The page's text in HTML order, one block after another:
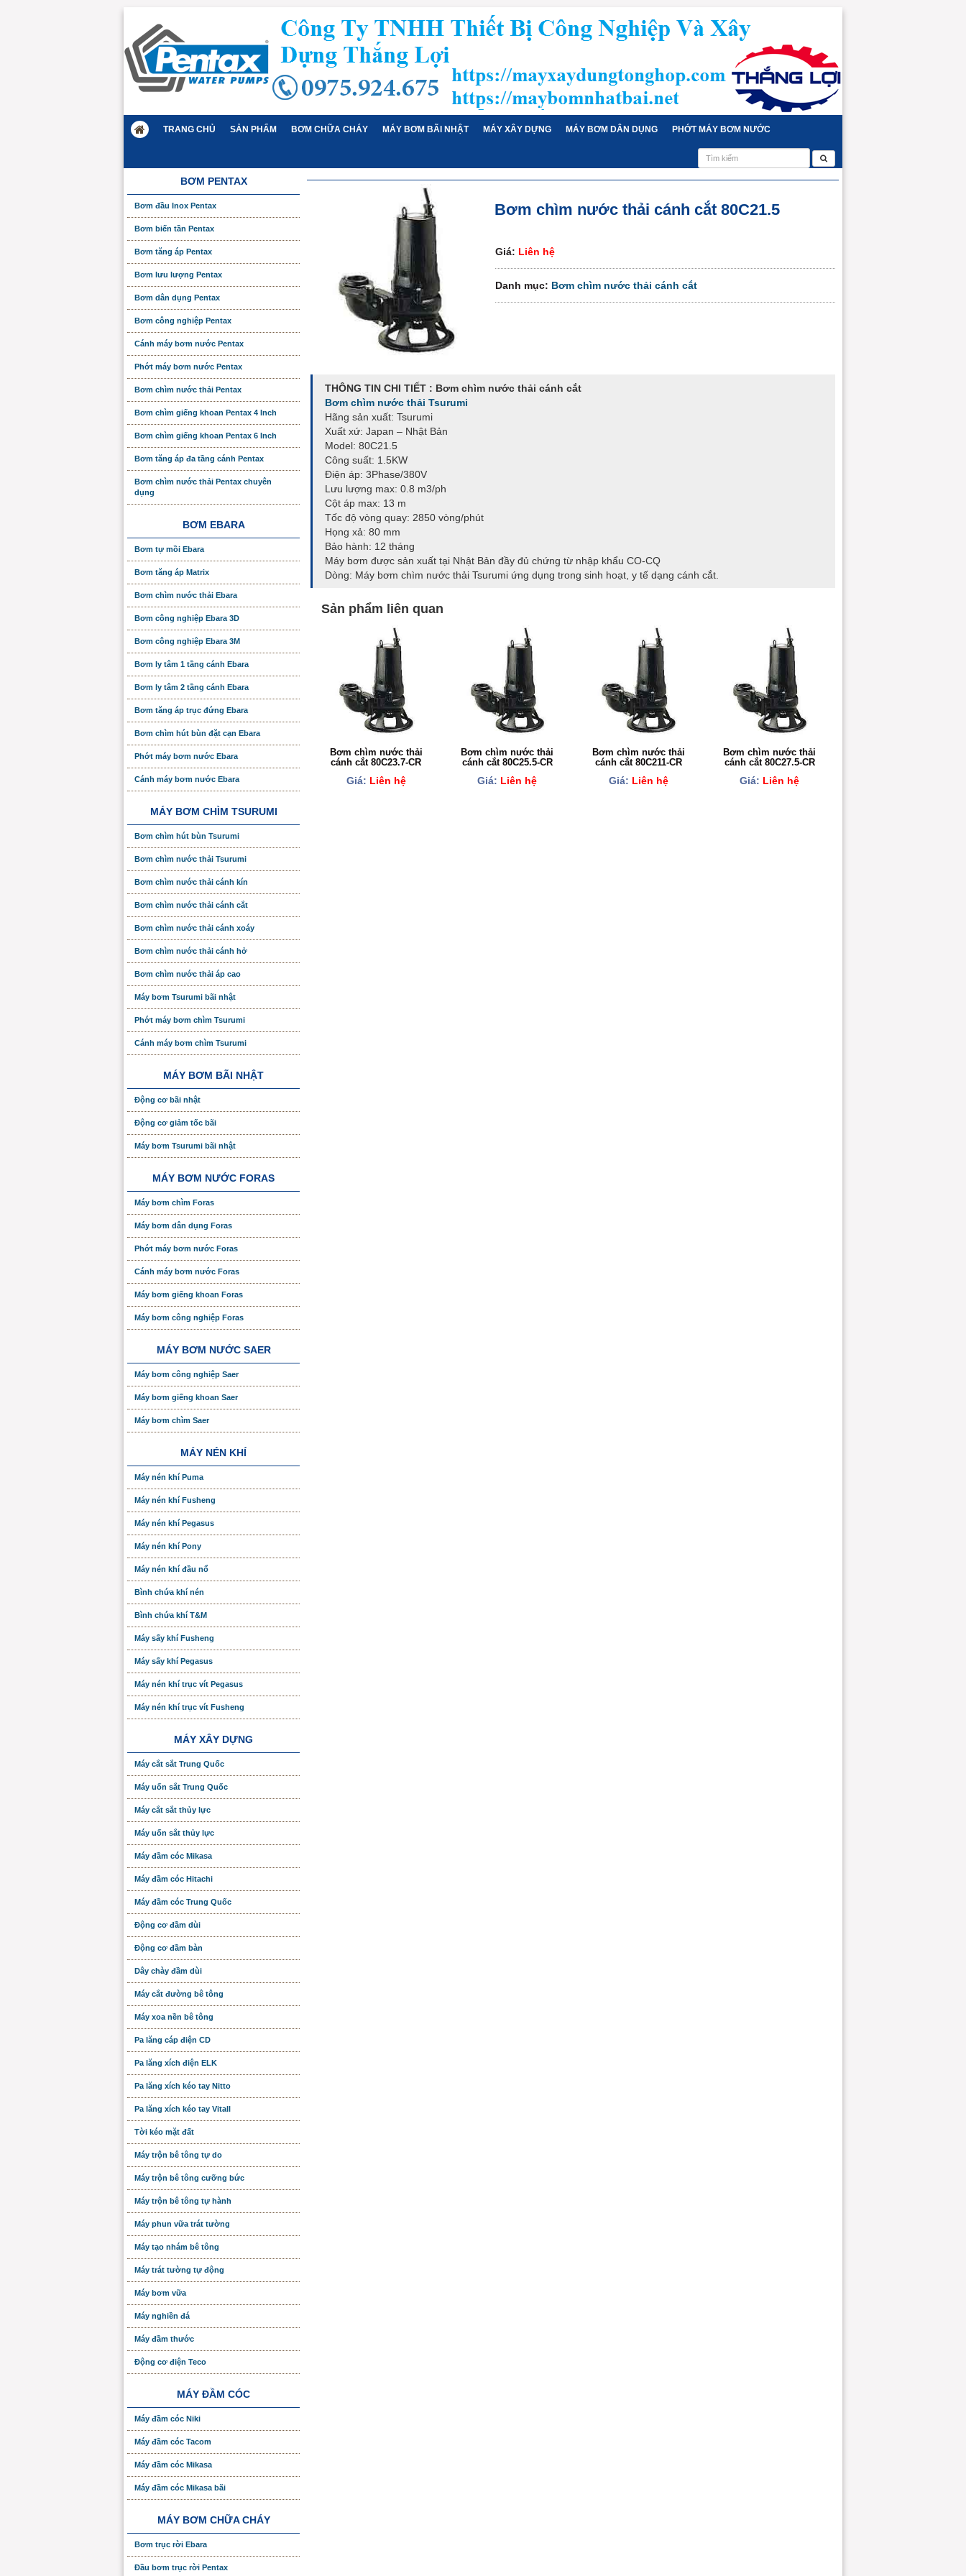
TRANG CHỦ SẢN PHẨM BƠM CHỮA CHÁY MÁY BƠM BÃI NHẬT MÁY XÂY DỰNG MÁY BƠM DÂN DỤNG PHỚT MÁY BƠM NƯỚC
Bơm chìm nước thải cánh cắt 80C21.5
Giá: Liên hệ
Danh mục: Bơm chìm nước thải cánh cắt
THÔNG TIN CHI TIẾT : Bơm chìm nước thải cánh cắt
Bơm chìm nước thải Tsurumi
Hãng sản xuất: Tsurumi
Xuất xứ: Japan – Nhật Bản
Model: 80C21.5
Công suất: 1.5KW
Điện áp: 3Phase/380V
Lưu lượng max: 0.8 m3/ph
Cột áp max: 13 m
Tốc độ vòng quay: 2850 vòng/phút
Họng xả: 80 mm
Bảo hành: 12 tháng
Máy bơm được sản xuất tại Nhật Bản đầy đủ chứng từ nhập khẩu CO-CQ
Dòng: Máy bơm chìm nước thải Tsurumi ứng dụng trong sinh hoạt, y tế dạng cánh cắt.
Sản phẩm liên quan
Bơm chìm nước thải
cánh cắt 80C23.7-CR
Giá: Liên hệ
Bơm chìm nước thải
cánh cắt 80C25.5-CR
Giá: Liên hệ
Bơm chìm nước thải
cánh cắt 80C211-CR
Giá: Liên hệ
Bơm chìm nước thải
cánh cắt 80C27.5-CR
Giá: Liên hệ
BƠM PENTAX
Bơm đầu Inox Pentax
Bơm biến tần Pentax
Bơm tăng áp Pentax
Bơm lưu lượng Pentax
Bơm dân dụng Pentax
Bơm công nghiệp Pentax
Cánh máy bơm nước Pentax
Phớt máy bơm nước Pentax
Bơm chìm nước thải Pentax
Bơm chìm giếng khoan Pentax 4 Inch
Bơm chìm giếng khoan Pentax 6 Inch
Bơm tăng áp đa tầng cánh Pentax
Bơm chìm nước thải Pentax chuyên
dụng
BƠM EBARA
Bơm tự mồi Ebara
Bơm tăng áp Matrix
Bơm chìm nước thải Ebara
Bơm công nghiệp Ebara 3D
Bơm công nghiệp Ebara 3M
Bơm ly tâm 1 tầng cánh Ebara
Bơm ly tâm 2 tầng cánh Ebara
Bơm tăng áp trục đứng Ebara
Bơm chìm hút bùn đặt cạn Ebara
Phớt máy bơm nước Ebara
Cánh máy bơm nước Ebara
MÁY BƠM CHÌM TSURUMI
Bơm chìm hút bùn Tsurumi
Bơm chìm nước thải Tsurumi
Bơm chìm nước thải cánh kín
Bơm chìm nước thải cánh cắt
Bơm chìm nước thải cánh xoáy
Bơm chìm nước thải cánh hở
Bơm chìm nước thải áp cao
Máy bơm Tsurumi bãi nhật
Phớt máy bơm chìm Tsurumi
Cánh máy bơm chìm Tsurumi
MÁY BƠM BÃI NHẬT
Động cơ bãi nhật
Động cơ giảm tốc bãi
Máy bơm Tsurumi bãi nhật
MÁY BƠM NƯỚC FORAS
Máy bơm chìm Foras
Máy bơm dân dụng Foras
Phớt máy bơm nước Foras
Cánh máy bơm nước Foras
Máy bơm giếng khoan Foras
Máy bơm công nghiệp Foras
MÁY BƠM NƯỚC SAER
Máy bơm công nghiệp Saer
Máy bơm giếng khoan Saer
Máy bơm chìm Saer
MÁY NÉN KHÍ
Máy nén khí Puma
Máy nén khí Fusheng
Máy nén khí Pegasus
Máy nén khí Pony
Máy nén khí đầu nổ
Bình chứa khí nén
Bình chứa khí T&M
Máy sấy khí Fusheng
Máy sấy khí Pegasus
Máy nén khí trục vít Pegasus
Máy nén khí trục vít Fusheng
MÁY XÂY DỰNG
Máy cắt sắt Trung Quốc
Máy uốn sắt Trung Quốc
Máy cắt sắt thủy lực
Máy uốn sắt thủy lực
Máy đầm cóc Mikasa
Máy đầm cóc Hitachi
Máy đầm cóc Trung Quốc
Động cơ đầm dùi
Động cơ đầm bàn
Dây chày đầm dùi
Máy cắt đường bê tông
Máy xoa nền bê tông
Pa lăng cáp điện CD
Pa lăng xích điện ELK
Pa lăng xích kéo tay Nitto
Pa lăng xích kéo tay Vitall
Tời kéo mặt đất
Máy trộn bê tông tự do
Máy trộn bê tông cưỡng bức
Máy trộn bê tông tự hành
Máy phun vữa trát tường
Máy tạo nhám bê tông
Máy trát tường tự động
Máy bơm vữa
Máy nghiền đá
Máy đầm thước
Động cơ điện Teco
MÁY ĐẦM CÓC
Máy đầm cóc Niki
Máy đầm cóc Tacom
Máy đầm cóc Mikasa
Máy đầm cóc Mikasa bãi
MÁY BƠM CHỮA CHÁY
Bơm trục rời Ebara
Đầu bơm trục rời Pentax